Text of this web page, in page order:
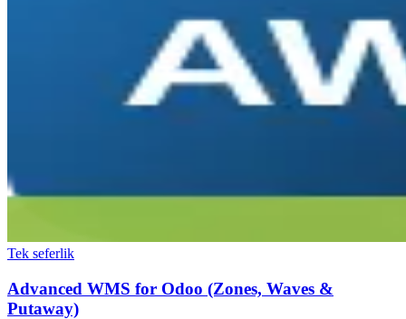
Tek seferlik
Advanced WMS for Odoo (Zones, Waves &
Putaway)